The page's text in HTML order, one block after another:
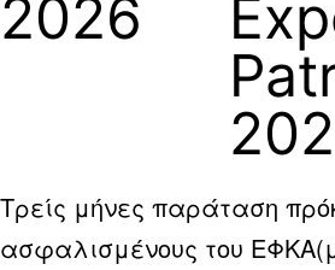
2026
Τρείς μήνες παράταση
ασφαλισμένους του